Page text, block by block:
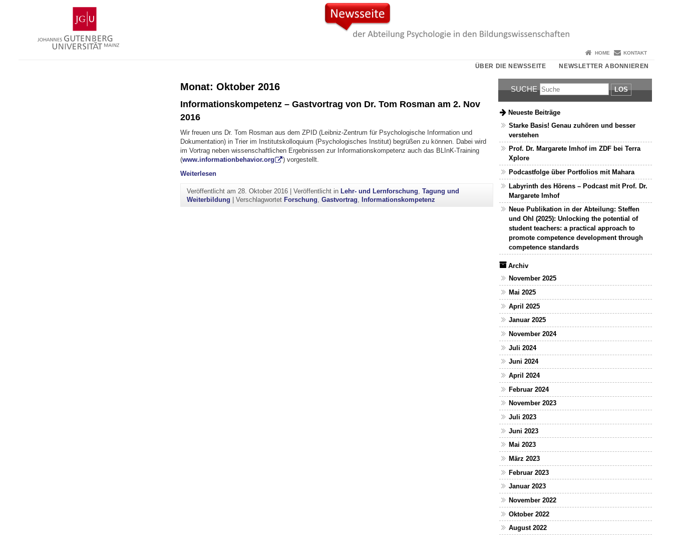
Gutenberg-
Universität
Mainz
HOME KONTAKT
ÜBER DIE NEWSSEITE NEWSLETTER ABONNIEREN
Monat: Oktober 2016
Informationskompetenz – Gastvortrag von Dr. Tom Rosman am 2. Nov
2016
Wir freuen uns Dr. Tom Rosman aus dem ZPID (Leibniz-Zentrum für Psychologische Information und
Dokumentation) in Trier im Institutskolloquium (Psychologisches Institut) begrüßen zu können. Dabei wird
im Vortrag neben wissenschaftlichen Ergebnissen zur Informationskompetenz auch das BLInK-Training
(www.informationbehavior.org
) vorgestellt.
Weiterlesen"Informationskompetenz – Gastvortrag von Dr. Tom Rosman am 2. Nov 2016"
Veröffentlicht am28. Oktober 2016 |Veröffentlicht in Lehr- und Lernforschung,Tagung und
Weiterbildung |Verschlagwortet Forschung,Gastvortrag, Informationskompetenz
SUCHE LOS
Neueste Beiträge
Starke Basis! Genau zuhören und besser
verstehen
Prof. Dr. Margarete Imhof im ZDF bei Terra
Xplore
Podcastfolge über Portfolios mit Mahara
Labyrinth des Hörens – Podcast mit Prof. Dr.
Margarete Imhof
Neue Publikation in der Abteilung: Steffen
und Ohl (2025): Unlocking the potential of
student teachers: a practical approach to
promote competence development through
competence standards
Archiv
November 2025
Mai 2025
April 2025
Januar 2025
November 2024
Juli 2024
Juni 2024
April 2024
Februar 2024
November 2023
Juli 2023
Juni 2023
Mai 2023
März 2023
Februar 2023
Januar 2023
November 2022
Oktober 2022
August 2022